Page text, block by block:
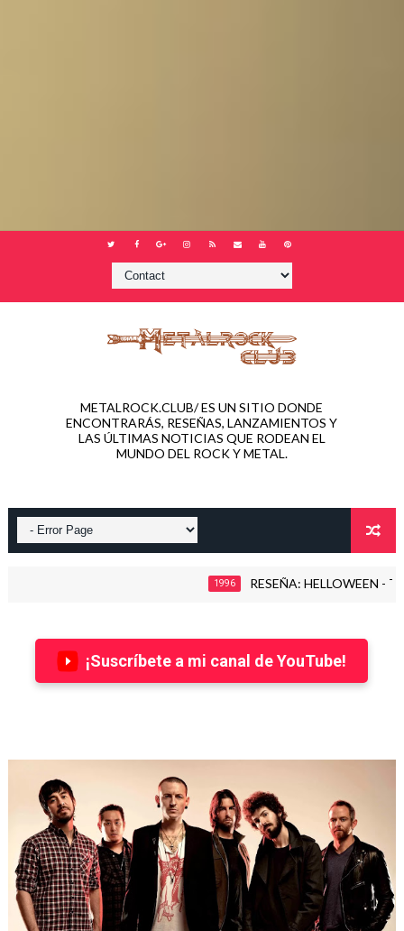
METALROCK.CLUB/ ES UN SITIO DONDE
ENCONTRARÁS, RESEÑAS, LANZAMIENTOS Y
LAS ÚLTIMAS NOTICIAS QUE RODEAN EL
MUNDO DEL ROCK Y METAL.
RESEÑA: HELLOWEEN - THE
¡Suscríbete a mi canal de YouTube!